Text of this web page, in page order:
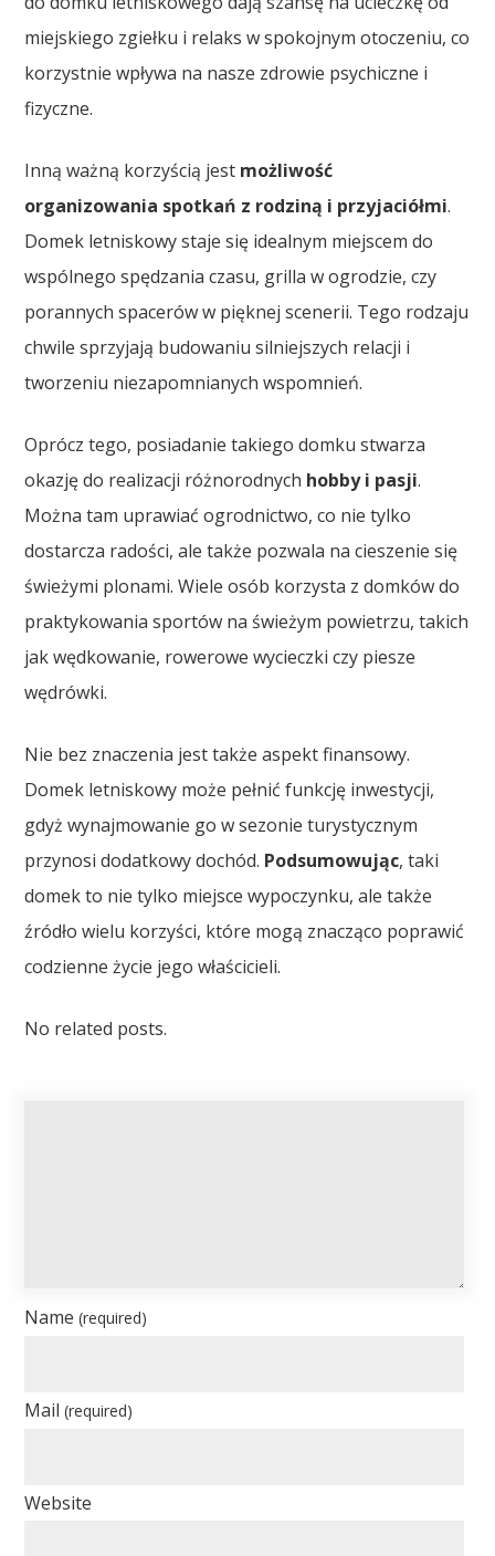
miejskiego zgiełku i relaks w spokojnym otoczeniu, co
korzystnie wpływa na nasze zdrowie psychiczne i
fizyczne.
Inną ważną korzyścią jest możliwość
organizowania spotkań z rodziną i przyjaciółmi.
Domek letniskowy staje się idealnym miejscem do
wspólnego spędzania czasu, grilla w ogrodzie, czy
porannych spacerów w pięknej scenerii. Tego rodzaju
chwile sprzyjają budowaniu silniejszych relacji i
tworzeniu niezapomnianych wspomnień.
Oprócz tego, posiadanie takiego domku stwarza
okazję do realizacji różnorodnych hobby i pasji.
Można tam uprawiać ogrodnictwo, co nie tylko
dostarcza radości, ale także pozwala na cieszenie się
świeżymi plonami. Wiele osób korzysta z domków do
praktykowania sportów na świeżym powietrzu, takich
jak wędkowanie, rowerowe wycieczki czy piesze
wędrówki.
Nie bez znaczenia jest także aspekt finansowy.
Domek letniskowy może pełnić funkcję inwestycji,
gdyż wynajmowanie go w sezonie turystycznym
przynosi dodatkowy dochód. Podsumowując, taki
domek to nie tylko miejsce wypoczynku, ale także
źródło wielu korzyści, które mogą znacząco poprawić
codzienne życie jego właścicieli.
No related posts.
Name(required)
Mail(required)
Website